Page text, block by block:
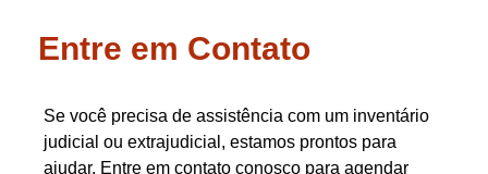
Entre em Contato
Se você precisa de assistência com um inventário
judicial ou extrajudicial, estamos prontos para
ajudar. Entre em contato conosco para agendar